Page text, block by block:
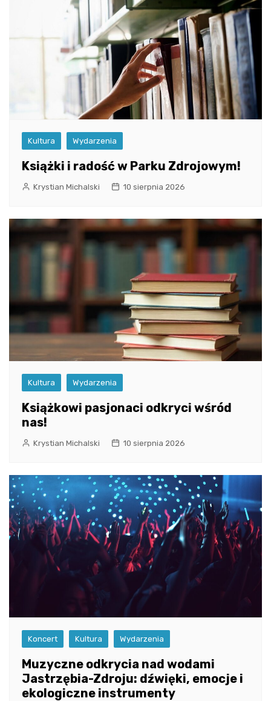
Kultura Wydarzenia
Książki i radość w Parku Zdrojowym!
Krystian Michalski 10 sierpnia 2026
Kultura Wydarzenia
Książkowi pasjonaci odkryci wśród
nas!
Krystian Michalski 10 sierpnia 2026
Koncert Kultura Wydarzenia
Muzyczne odkrycia nad wodami
Jastrzębia-Zdroju: dźwięki, emocje i
ekologiczne instrumenty